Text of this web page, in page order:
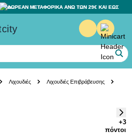
ΔΩΡΕΑΝ ΜΕΤΑΦΟΡΙΚΑ ΑΝΩ ΤΩΝ 29€ ΚΑΙ ΕΩΣ
Λιχουδιές Λιχουδιές Επιβράβευσης
+3
πόντοι